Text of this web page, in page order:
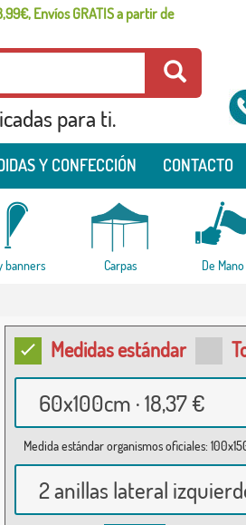
Envíos GRATIS a partir de
para ti.
Y CONFECCIÓN CONTACTO
banners Carpas De Mano
Medidas estándar
60x100cm · 18,37 €
Medida estándar organismos oficiales:
2 anillas lateral